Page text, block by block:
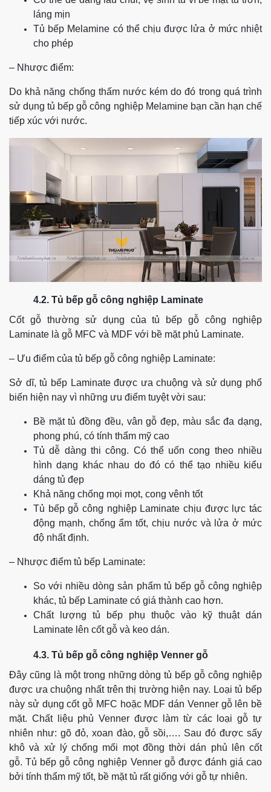
láng mịn
Tủ bếp Melamine có thể chịu được lửa ở mức nhiệt
cho phép
– Nhược điểm:
Do khả năng chống thấm nước kém do đó trong quá trình
sử dụng tủ bếp gỗ công nghiệp Melamine bạn cần hạn chế
tiếp xúc với nước.
4.2. Tủ bếp gỗ công nghiệp Laminate
Cốt gỗ thường sử dụng của tủ bếp gỗ công nghiệp
Laminate là gỗ MFC và MDF với bề mặt phủ Laminate.
– Ưu điểm của tủ bếp gỗ công nghiệp Laminate:
Sở dĩ, tủ bếp Laminate được ưa chuộng và sử dụng phổ
biến hiện nay vì những ưu điểm tuyệt vời sau:
Bề mặt tủ đồng đều, vân gỗ đẹp, màu sắc đa dạng,
phong phú, có tính thẩm mỹ cao
Tủ dễ dàng thi công. Có thể uốn cong theo nhiều
hình dạng khác nhau do đó có thể tạo nhiều kiểu
dáng tủ đẹp
Khả năng chống mọi mọt, cong vênh tốt
Tủ bếp gỗ công nghiệp Laminate chịu được lực tác
động mạnh, chống ẩm tốt, chịu nước và lửa ở mức
độ nhất định.
– Nhược điểm tủ bếp Laminate:
So với nhiều dòng sản phẩm tủ bếp gỗ công nghiệp
khác, tủ bếp Laminate có giá thành cao hơn.
Chất lượng tủ bếp phụ thuộc vào kỹ thuật dán
Laminate lên cốt gỗ và keo dán.
4.3. Tủ bếp gỗ công nghiệp Venner gỗ
Đây cũng là một trong những dòng tủ bếp gỗ công nghiệp
được ưa chuộng nhất trên thị trường hiện nay. Loại tủ bếp
này sử dụng cốt gỗ MFC hoặc MDF dán Venner gỗ lên bề
mặt. Chất liệu phủ Venner được làm từ các loại gỗ tự
nhiên như: gõ đỏ, xoan đào, gỗ sồi,…. Sau đó được sấy
khô và xử lý chống mối mọt đồng thời dán phủ lên cốt
gỗ.Tủ bếp gỗ công nghiệp Venner gỗ được đánh giá cao
bởi tính thẩm mỹ tốt, bề mặt tủ rất giống với gỗ tự nhiên.